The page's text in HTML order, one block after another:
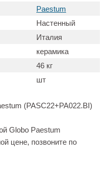
Paestum
Настенный
Италия
керамика
46 кг
шт
(PASC22+PA022.BI)
Globo Paestum
цене, позвоните по